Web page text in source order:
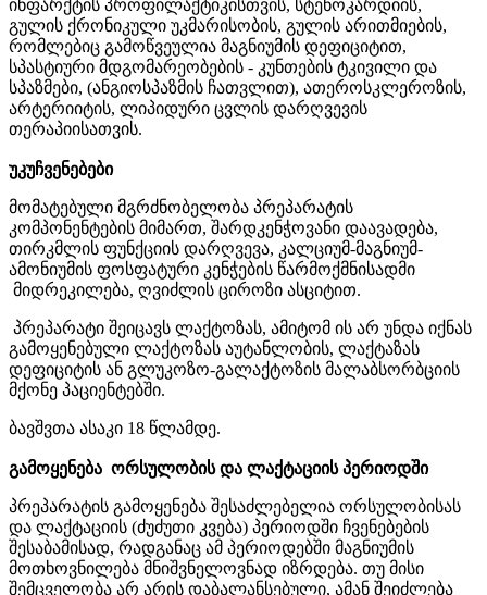
ინფარქტის პროფილაქტიკისთვის, სტენოკარდიის,
გულის ქრონიკული უკმარისობის, გულის არითმიების,
რომლებიც გამოწვეულია მაგნიუმის დეფიციტით,
სპასტიური მდგომარეობების - კუნთების ტკივილი და
სპაზმები, (ანგიოსპაზმის ჩათვლით), ათეროსკლეროზის,
არტერიიტის, ლიპიდური ცვლის დარღვევის
თერაპიისათვის.
უკუჩვენებები
მომატებული მგრძნობელობა პრეპარატის
კომპონენტების მიმართ, შარდკენჭოვანი დაავადება,
თირკმლის ფუნქციის დარღვევა, კალციუმ-მაგნიუმ-
ამონიუმის ფოსფატური კენჭების წარმოქმნისადმი
მიდრეკილება, ღვიძლის ციროზი ასციტით.
პრეპარატი შეიცავს ლაქტოზას, ამიტომ ის არ უნდა იქნას
გამოყენებული ლაქტოზას აუტანლობის, ლაქტაზას
დეფიციტის ან გლუკოზო-გალაქტოზის მალაბსორბციის
მქონე პაციენტებში.
ბავშვთა ასაკი 18 წლამდე.
გამოყენება ორსულობის და ლაქტაციის პერიოდში
პრეპარატის გამოყენება შესაძლებელია ორსულობისას
და ლაქტაციის (ძუძუთი კვება) პერიოდში ჩვენებების
შესაბამისად, რადგანაც ამ პერიოდებში მაგნიუმის
მოთხოვნილება მნიშვნელოვნად იზრდება. თუ მისი
შემცველობა არ არის დაბალანსებული, ამან შეიძლება